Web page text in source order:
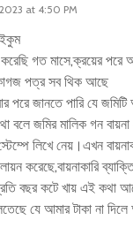
at 4:50 PM
গত মাসে,ক্রয়ের পরে
পত্র সব থিক আছে
পরে জানতে পারি যে
বলে জমির মালিক গন বায়না
লিখে নেয়।এখন
করেছে,বায়নাকারি
বছর কটে খায় এই কথা
যে আমার টাকা না